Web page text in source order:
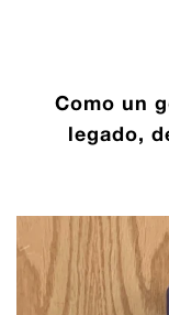
Como un
legado,